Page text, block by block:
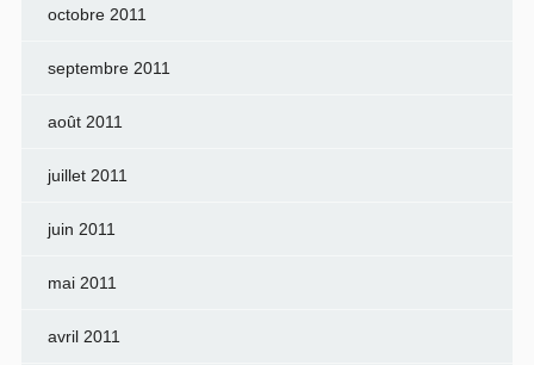
octobre 2011
septembre 2011
août 2011
juillet 2011
juin 2011
mai 2011
avril 2011